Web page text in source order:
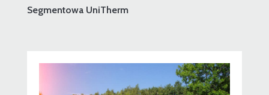
Segmentowa UniTherm